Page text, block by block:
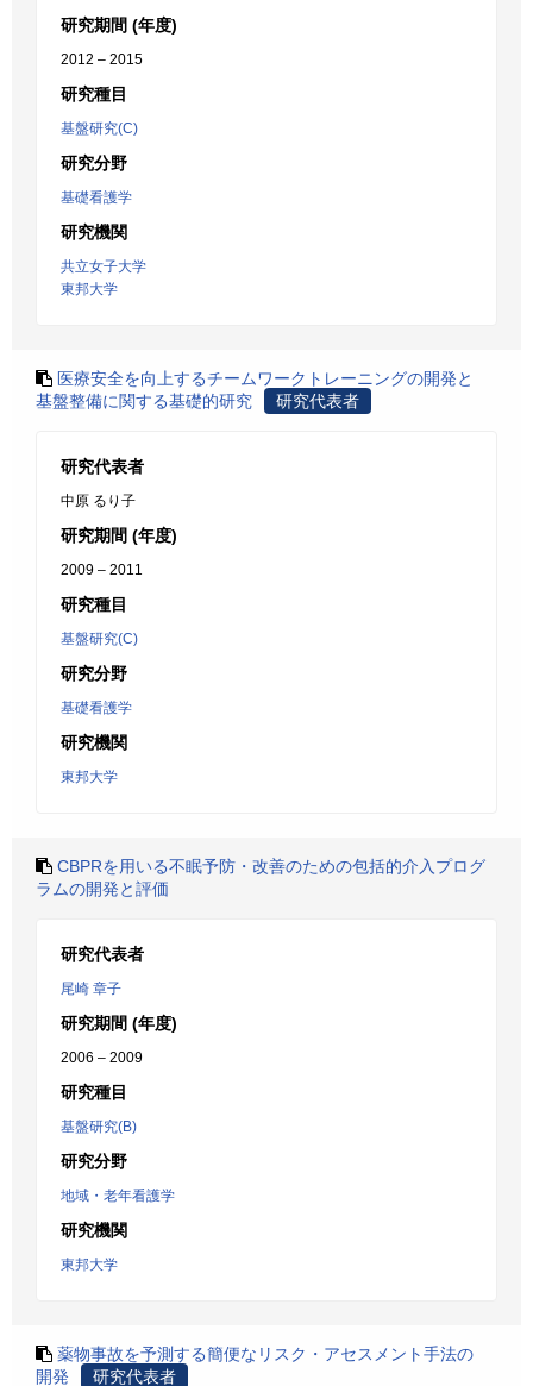
研究期間 (年度)
2012 – 2015
研究種目
基盤研究(C)
研究分野
基礎看護学
研究機関
共立女子大学
東邦大学
医療安全を向上するチームワークトレーニングの開発と
基盤整備に関する基礎的研究
研究代表者
研究代表者
中原 るり子
研究期間 (年度)
2009 – 2011
研究種目
基盤研究(C)
研究分野
基礎看護学
研究機関
東邦大学
CBPRを用いる不眠予防・改善のための包括的介入プログ
ラムの開発と評価
研究代表者
尾崎 章子
研究期間 (年度)
2006 – 2009
研究種目
基盤研究(B)
研究分野
地域・老年看護学
研究機関
東邦大学
薬物事故を予測する簡便なリスク・アセスメント手法の
開発
研究代表者